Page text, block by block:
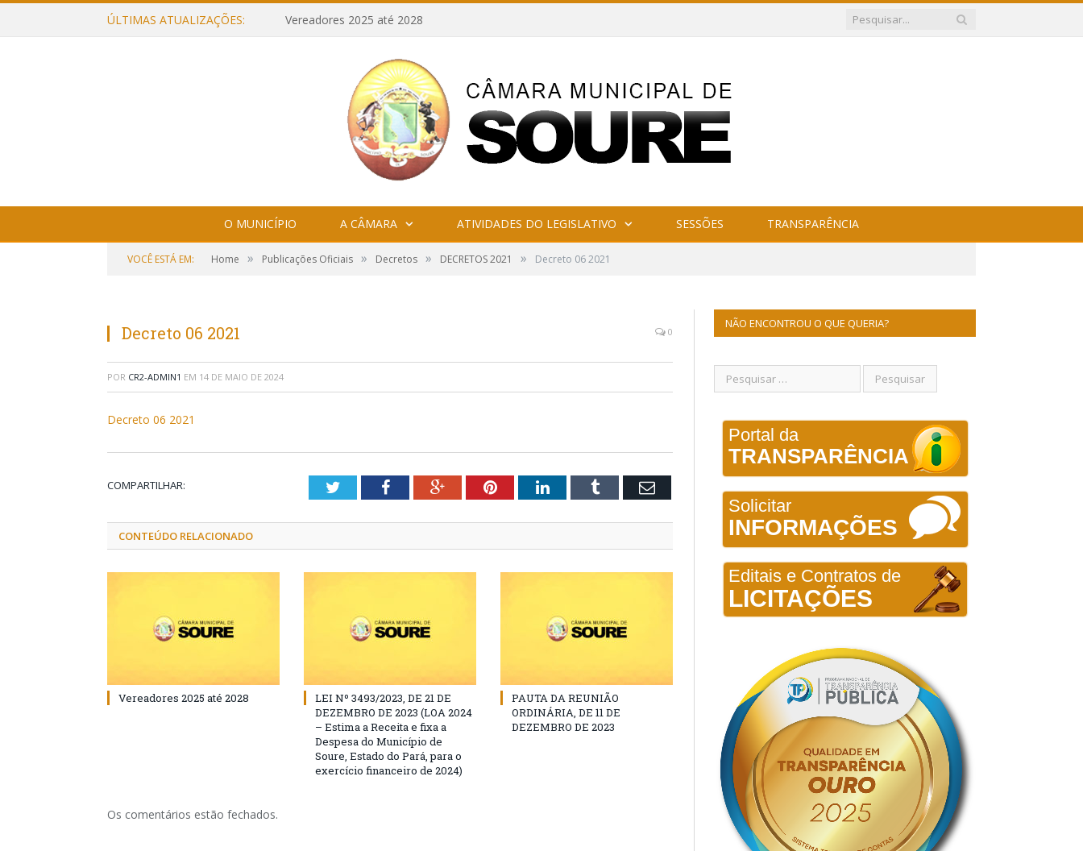
ÚLTIMAS ATUALIZAÇÕES: Vereadores 2025 até 2028
O MUNICÍPIO A CÂMARA ATIVIDADES DO LEGISLATIVO SESSÕES TRANSPARÊNCIA
VOCÊ ESTÁ EM: Home » Publicações Oficiais » Decretos » DECRETOS 2021 » Decreto 06 2021
Decreto 06 2021 0
POR CR2-ADMIN1 EM 14 DE MAIO DE 2024
Decreto 06 2021
COMPARTILHAR: TwitterFacebookGoogle+PinterestLinkedInTumblr Email
CONTEÚDO RELACIONADO
Vereadores 2025 até 2028
LEI Nº 3493/2023, DE 21 DE
DEZEMBRO DE 2023 (LOA 2024
– Estima a Receita e fixa a
Despesa do Município de
Soure, Estado do Pará, para o
exercício financeiro de 2024)
PAUTA DA REUNIÃO
ORDINÁRIA, DE 11 DE
DEZEMBRO DE 2023
Os comentários estão fechados.
NÃO ENCONTROU O QUE QUERIA?
Portal da
TRANSPARÊNCIA
Solicitar
INFORMAÇÕES
Editais e Contratos de
LICITAÇÕES